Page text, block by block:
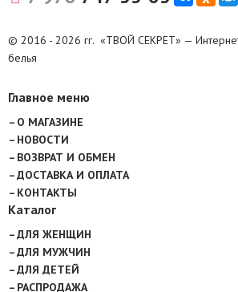
© 2016 - 2026 гг. «ТВОЙ СЕКРЕТ» —
белья
Главное меню
О МАГАЗИНЕ
НОВОСТИ
ВОЗВРАТ И ОБМЕН
ДОСТАВКА И ОПЛАТА
КОНТАКТЫ
Каталог
ДЛЯ ЖЕНЩИН
ДЛЯ МУЖЧИН
ДЛЯ ДЕТЕЙ
РАСПРОДАЖА